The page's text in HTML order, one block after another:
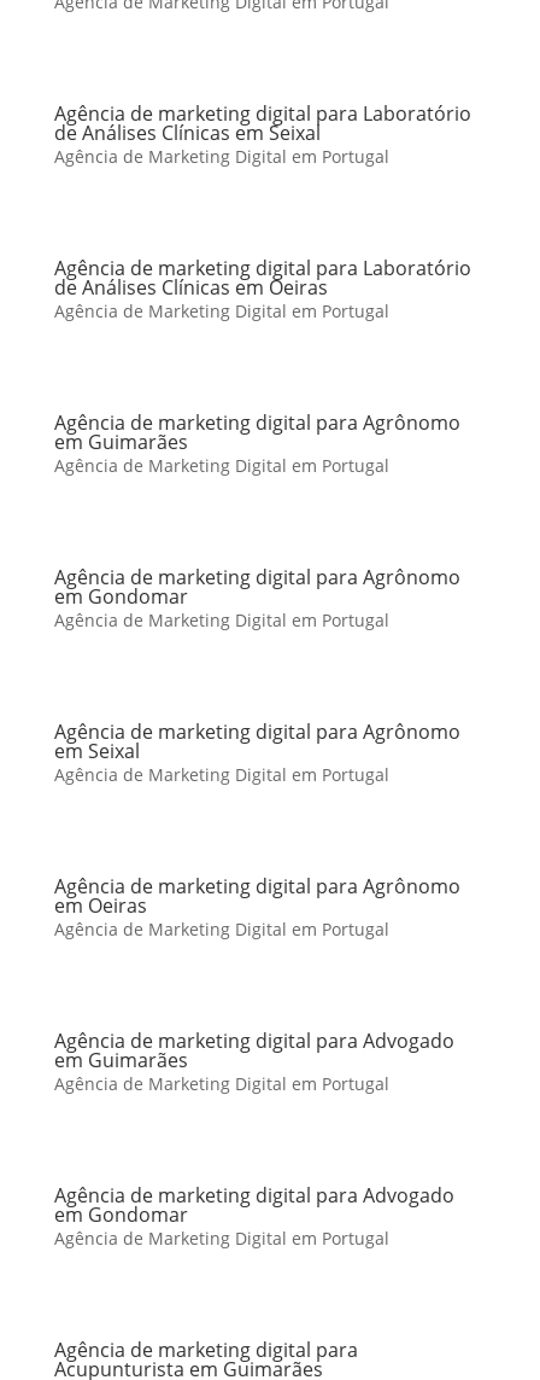
Agência de marketing digital para Laboratório
de Análises Clínicas em Seixal
Agência de Marketing Digital em Portugal
Agência de marketing digital para Laboratório
de Análises Clínicas em Oeiras
Agência de Marketing Digital em Portugal
Agência de marketing digital para Agrônomo
em Guimarães
Agência de Marketing Digital em Portugal
Agência de marketing digital para Agrônomo
em Gondomar
Agência de Marketing Digital em Portugal
Agência de marketing digital para Agrônomo
em Seixal
Agência de Marketing Digital em Portugal
Agência de marketing digital para Agrônomo
em Oeiras
Agência de Marketing Digital em Portugal
Agência de marketing digital para Advogado
em Guimarães
Agência de Marketing Digital em Portugal
Agência de marketing digital para Advogado
em Gondomar
Agência de Marketing Digital em Portugal
Agência de marketing digital para
Acupunturista em Guimarães